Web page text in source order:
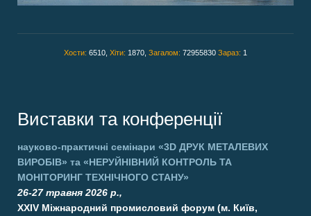
Хости: 6510, Хіти: 1870, Загалом: 72955830 Зараз: 1
Виставки та конференції
науково-практичні семінари «3D ДРУК МЕТАЛЕВИХ
ВИРОБІВ» та «НЕРУЙНІВНИЙ КОНТРОЛЬ ТА
МОНІТОРИНГ ТЕХНІЧНОГО СТАНУ»
26-27 травня 2026 р.,
XXIV Міжнародний промисловий форум (м. Київ,